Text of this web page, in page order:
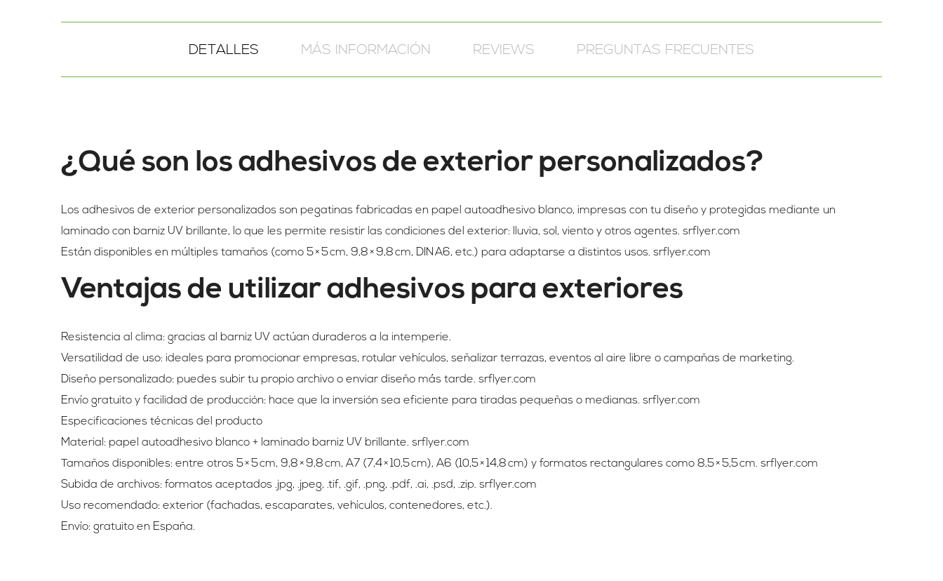
DETALLES
¿Qué son los adhesivos de exterior personalizados?
Los adhesivos de exterior personalizados son pegatinas fabricadas en papel autoadhesivo blanco, impresas con tu diseño y protegidas mediante un
laminado con barniz UV brillante, lo que les permite resistir las condiciones del exterior: lluvia, sol, viento y otros agentes. srflyer.com
Están disponibles en múltiples tamaños (como 5 × 5 cm, 9,8 × 9,8 cm, DIN A6, etc.) para adaptarse a distintos usos. srflyer.com
Ventajas de utilizar adhesivos para exteriores
Resistencia al clima: gracias al barniz UV actúan duraderos a la intemperie.
Versatilidad de uso: ideales para promocionar empresas, rotular vehículos, señalizar terrazas, eventos al aire libre o campañas de marketing.
Diseño personalizado: puedes subir tu propio archivo o enviar diseño más tarde. srflyer.com
Envío gratuito y facilidad de producción: hace que la inversión sea eficiente para tiradas pequeñas o medianas. srflyer.com
Especificaciones técnicas del producto
Material: papel autoadhesivo blanco + laminado barniz UV brillante. srflyer.com
Tamaños disponibles: entre otros 5 × 5 cm, 9,8 × 9,8 cm, A7 (7,4 × 10,5 cm), A6 (10,5 × 14,8 cm) y formatos rectangulares como 8,5 × 5,5 cm. srflyer.com
Subida de archivos: formatos aceptados .jpg, .jpeg, .tif, .gif, .png, .pdf, .ai, .psd, .zip. srflyer.com
Uso recomendado: exterior (fachadas, escaparates, vehículos, contenedores, etc.).
Envío: gratuito en España.
MÁS INFORMACIÓN REVIEWS PREGUNTAS FRECUENTES